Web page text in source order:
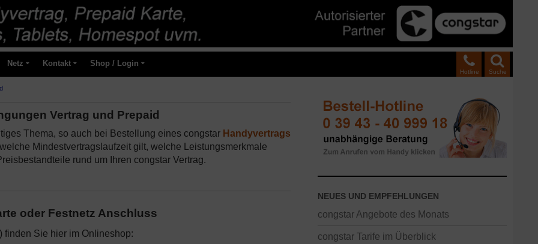
Suche
Hotline
Netz Kontakt Shop / Login
Vertrag und Prepaid
Thema, so auch bei Bestellung eines congstar Handyvertrags
Mindestvertragslaufzeit gilt, welche Leistungsmerkmale
rund um Ihren congstar Vertrag.
oder Festnetz Anschluss
finden Sie hier im Onlineshop:
NEUES UND EMPFEHLUNGEN
congstar Angebote des Monats
congstar Tarife im Überblick